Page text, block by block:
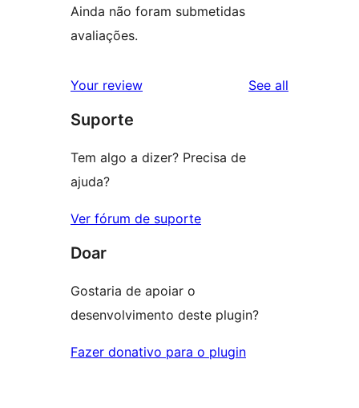
Ainda não foram submetidas
avaliações.
Your review See all
Suporte
Tem algo a dizer? Precisa de
ajuda?
Ver fórum de suporte
Doar
Gostaria de apoiar o
desenvolvimento deste plugin?
Fazer donativo para o plugin